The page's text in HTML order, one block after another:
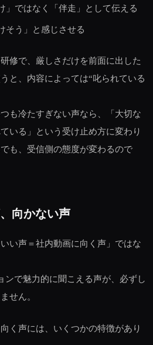
」ではなく「伴走」として伝える
そう」と感じさせる
修で、厳しさだけを前面に出した
と、内容によっては“叱られている
も冷たすぎない声なら、「大切な
いる」という受け止め方に変わり
も、受信側の態度が変わるので
向かない声
い声＝社内動画に向く声」ではな
ンで魅力的に聞こえる声が、必ずし
せん。
く声には、いくつかの特徴があり